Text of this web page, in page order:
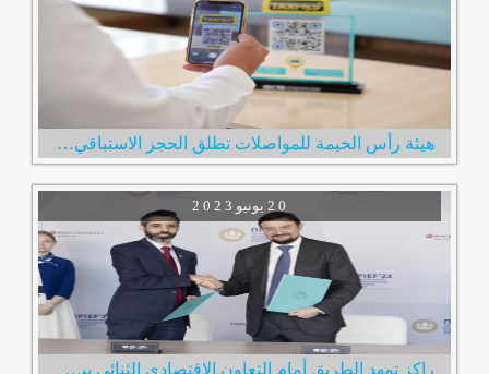
هيئة رأس الخيمة للمواصلات تطلق الحجز الاستباقي لخدمة مركبات الأجرة عبر رمز الاستجابة السريع
2 0 2 3 2 0
راكز تمهد الطريق أمام التعاون الاقتصادي الثنائي بين الإمارات وروسيا خلال زيارة فريقها لمدينة سانت بطرسبرغ